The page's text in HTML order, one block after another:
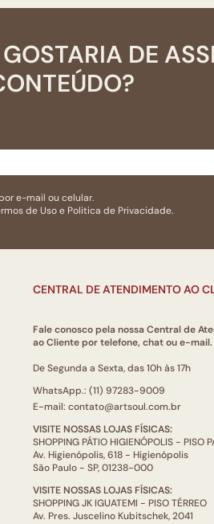
DE
e-mail ou celular.
de Usoe Politica de Privacidade.
CENTRAL DE ATENDIMENTO AO
Fale conosco pela nossa Central de
ao Cliente por telefone, chat ou e-mail.
De Segunda a Sexta, das 10h às 17h
WhatsApp.: (11) 97283-9009
E-mail: contato@artsoul.com.br
VISITE NOSSAS LOJAS FÍSICAS:
SHOPPING PÁTIO HIGIENÓPOLIS - PISO
Av. Higienópolis, 618 - Higienópolis
São Paulo - SP, 01238-000
VISITE NOSSAS LOJAS FÍSICAS:
SHOPPING JK IGUATEMI - PISO TÉRREO
Av. Pres. Juscelino Kubitschek, 2041